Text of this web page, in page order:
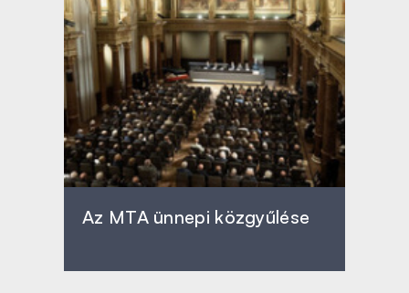
Az MTA ünnepi közgyűlése